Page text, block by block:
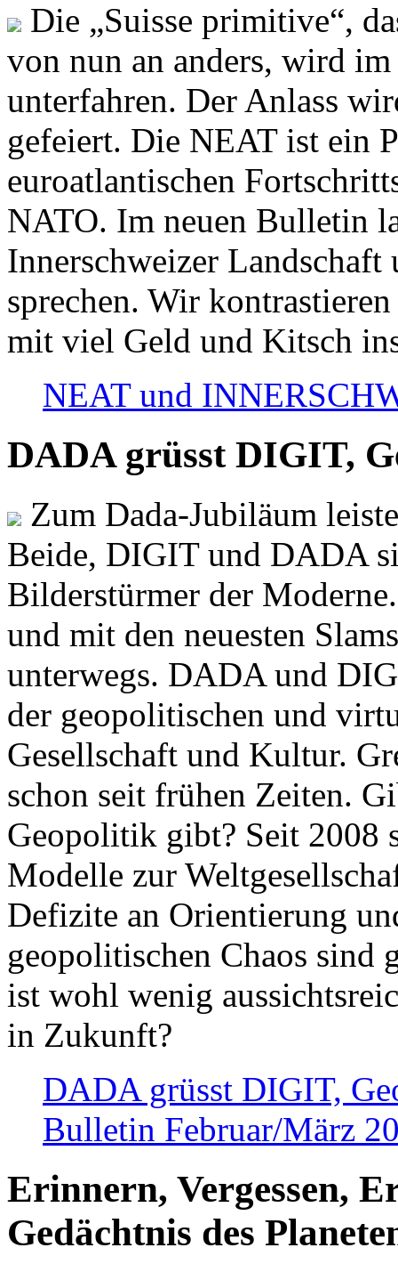
Die „Suisse primitive“,
von nun an anders, wird
unterfahren. Der Anlass
gefeiert. Die NEAT ist ein
euroatlantischen
NATO. Im neuen Bulletin
Innerschweizer
sprechen. Wir
mit viel Geld und Kitsch
NEAT und
DADA grüsst DIGIT,
Zum Dada-Jubiläum
Beide, DIGIT und DADA
Bilderstürmer der
und mit den neuesten
unterwegs. DADA und
der geopolitischen und
Gesellschaft und Kultur.
schon seit frühen Zeiten.
Geopolitik gibt? Seit 2008
Modelle zur
Defizite an Orientierung
geopolitischen Chaos sind
ist wohl wenig
in Zukunft?
DADA grüsst DIGIT,
Bulletin Februar/März
Erinnern, Vergessen,
Gedächtnis des